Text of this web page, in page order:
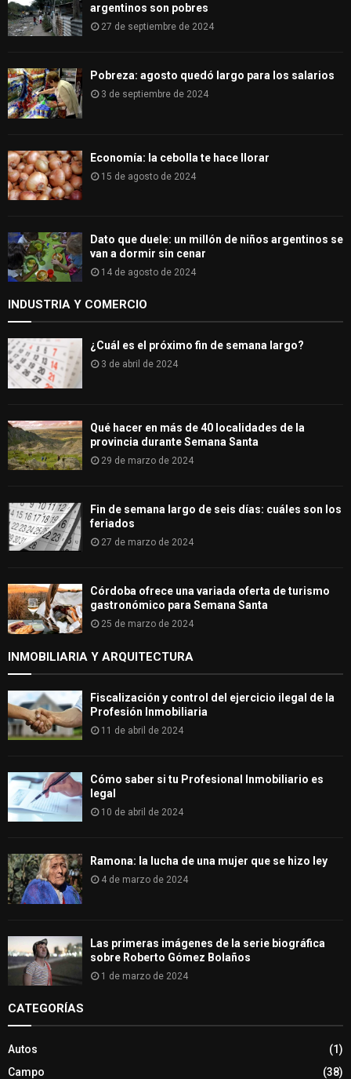
argentinos son pobres
27 de septiembre de 2024
Pobreza: agosto quedó largo para los salarios
3 de septiembre de 2024
Economía: la cebolla te hace llorar
15 de agosto de 2024
Dato que duele: un millón de niños argentinos se
van a dormir sin cenar
14 de agosto de 2024
INDUSTRIA Y COMERCIO
¿Cuál es el próximo fin de semana largo?
3 de abril de 2024
Qué hacer en más de 40 localidades de la
provincia durante Semana Santa
29 de marzo de 2024
Fin de semana largo de seis días: cuáles son los
feriados
27 de marzo de 2024
Córdoba ofrece una variada oferta de turismo
gastronómico para Semana Santa
25 de marzo de 2024
INMOBILIARIA Y ARQUITECTURA
Fiscalización y control del ejercicio ilegal de la
Profesión Inmobiliaria
11 de abril de 2024
Cómo saber si tu Profesional Inmobiliario es
legal
10 de abril de 2024
Ramona: la lucha de una mujer que se hizo ley
4 de marzo de 2024
Las primeras imágenes de la serie biográfica
sobre Roberto Gómez Bolaños
1 de marzo de 2024
CATEGORÍAS
Autos
(1)
Campo
(38)